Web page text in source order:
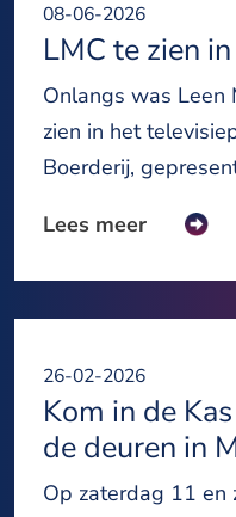
08-06-2026
LMC te zien
Onlangs was Leen
zien in het
Boerderij,
Lees meer
26-02-2026
Kom in de
de deuren in
Op zaterdag 11